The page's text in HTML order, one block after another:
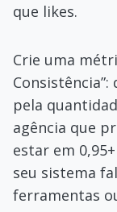
que likes.
Crie uma
pela
agência que
estar em
seu sistema
ferramentas